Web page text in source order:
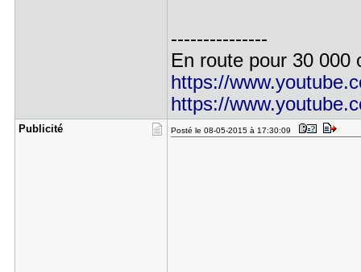
---------------
En route pour 30 000
https://
https://
Publicité Posté le 08-05-2015 à 17:30:09